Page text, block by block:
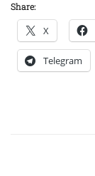
Share:
X
Telegram